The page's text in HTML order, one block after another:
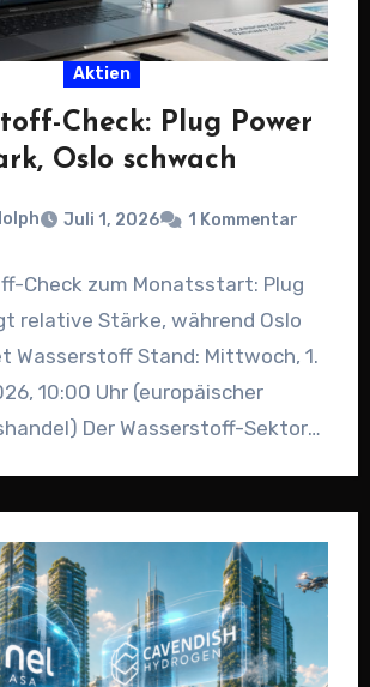
Aktien
Check: Plug Power
Oslo schwach
Juli 1, 2026 1 Kommentar
Check zum Monatsstart: Plug
relative Stärke, während Oslo
Wasserstoff Stand: Mittwoch, 1.
10:00 Uhr (europäischer
Der Wasserstoff-Sektor